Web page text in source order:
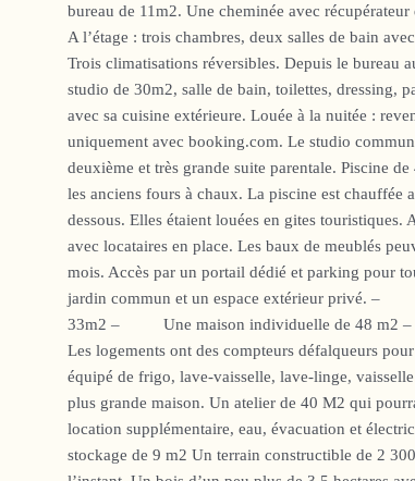
bureau de 11m2. Une cheminée avec
A l’étage : trois chambres, deux salles de bain
Trois climatisations réversibles. Depuis le bureau
studio de 30m2, salle de bain, toilettes, dressing,
avec sa cuisine extérieure. Louée à la nuitée :
uniquement avec booking.com. Le studio
deuxième et très grande suite parentale. Piscine
les anciens fours à chaux. La piscine est chauffée
dessous. Elles étaient louées en gites touristiques.
avec locataires en place. Les baux de meublés
mois. Accès par un portail dédié et parking pour
jardin commun et un espace extérieur privé. –
33m2 – Une maison individuelle de 48 m2
Les logements ont des compteurs défalqueurs
équipé de frigo, lave-vaisselle, lave-linge,
plus grande maison. Un atelier de 40 M2 qui
location supplémentaire, eau, évacuation et
stockage de 9 m2 Un terrain constructible de 2